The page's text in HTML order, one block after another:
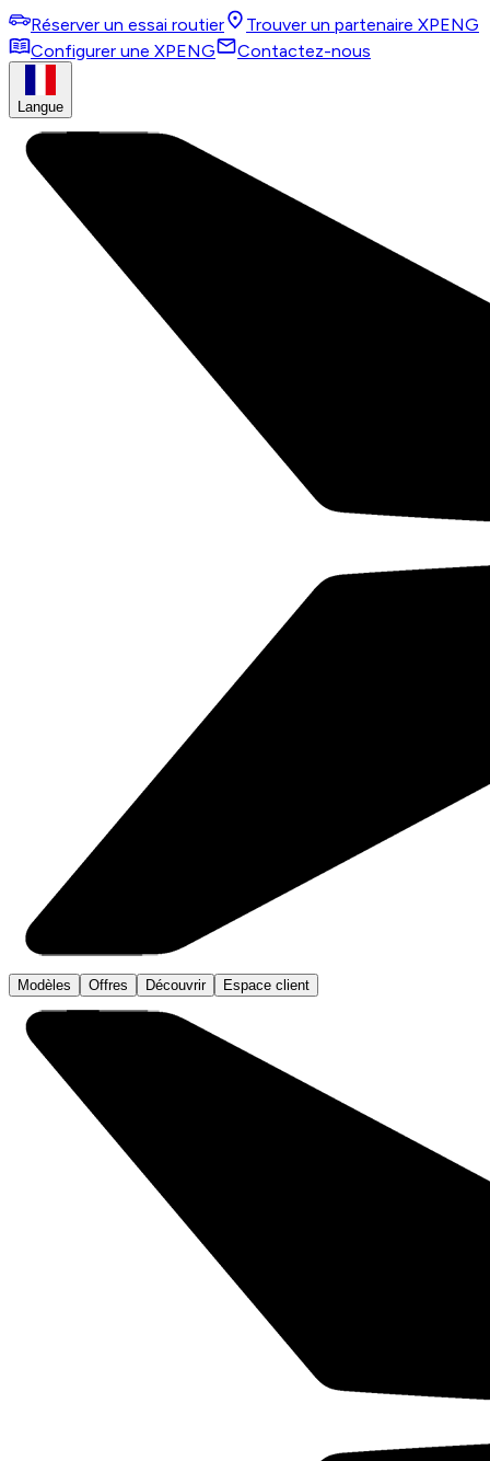
Réserver un essai routier
Trouver un partenaire XPENG
Configurer une XPENG
Contactez-nous
Langue
Modèles Offres Découvrir Espace client